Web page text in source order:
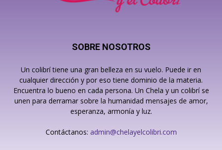
SOBRE NOSOTROS
Un colibrí tiene una gran belleza en su vuelo. Puede ir en
cualquier dirección y por eso tiene dominio de la materia.
Encuentra lo bueno en cada persona. Un Chela y un colibrí se
unen para derramar sobre la humanidad mensajes de amor,
esperanza, armonía y luz.
Contáctanos: admin@chelayelcolibri.com